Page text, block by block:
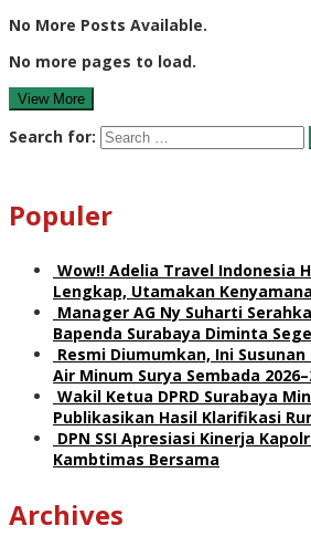
No More Posts Available.
No more pages to load.
View More
Search for:
Populer
Wow!! Adelia Travel Indonesia
Lengkap, Utamakan
Manager AG Ny Suharti
Bapenda Surabaya Diminta
Resmi Diumumkan, Ini
Air Minum Surya Sembada
Wakil Ketua DPRD Surabaya
Publikasikan Hasil Klarifikasi
DPN SSI Apresiasi Kinerja
Kambtimas Bersama
Archives